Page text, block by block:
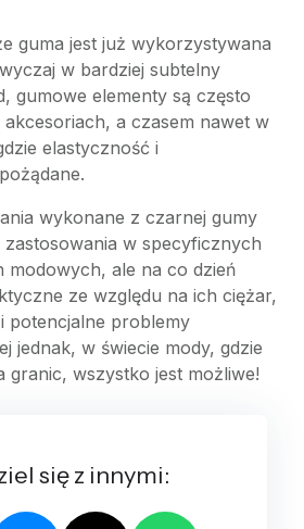
guma jest już wykorzystywana
w bardziej subtelny
gumowe elementy są często
a czasem nawet w
elastyczność i
wykonane z czarnej gumy
zastosowania w specyficznych
modowych, ale na co dzień
ze względu na ich ciężar,
potencjalne problemy
jednak, w świecie mody, gdzie
granic, wszystko jest możliwe!
się z innymi: